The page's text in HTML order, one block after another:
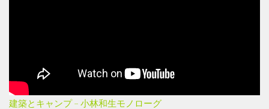
建築とキャンプ – 小林和生モノローグ